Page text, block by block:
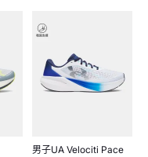
男子UA Velociti Pace